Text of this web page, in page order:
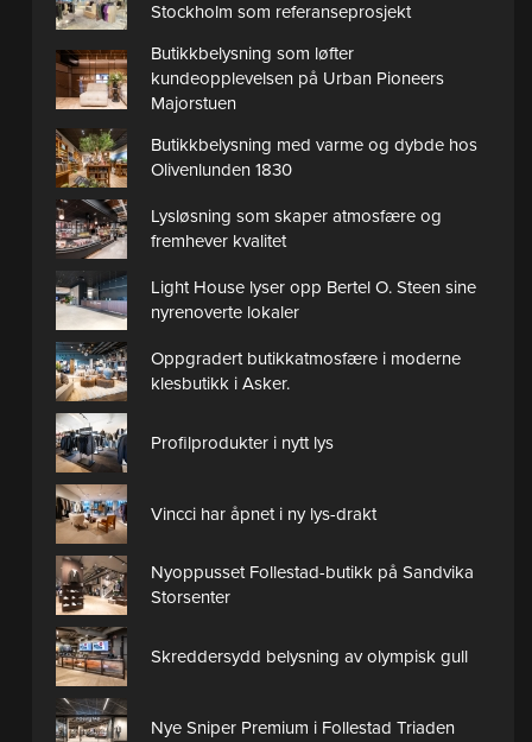
Stockholm som referanseprosjekt
Butikkbelysning som løfter
kundeopplevelsen på Urban Pioneers
Majorstuen
Butikkbelysning med varme og dybde hos
Olivenlunden 1830
Lysløsning som skaper atmosfære og
fremhever kvalitet
Light House lyser opp Bertel O. Steen sine
nyrenoverte lokaler
Oppgradert butikkatmosfære i moderne
klesbutikk i Asker.
Profilprodukter i nytt lys
Vincci har åpnet i ny lys-drakt
Nyoppusset Follestad-butikk på Sandvika
Storsenter
Skreddersydd belysning av olympisk gull
Nye Sniper Premium i Follestad Triaden